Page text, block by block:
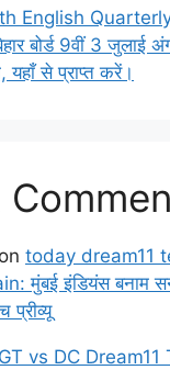
English
बोर्ड 9वीं 3 जुलाई
यहाँ से प्राप्त करें।
on today dream11
मुंबई इंडियंस बनाम
GT vs DC